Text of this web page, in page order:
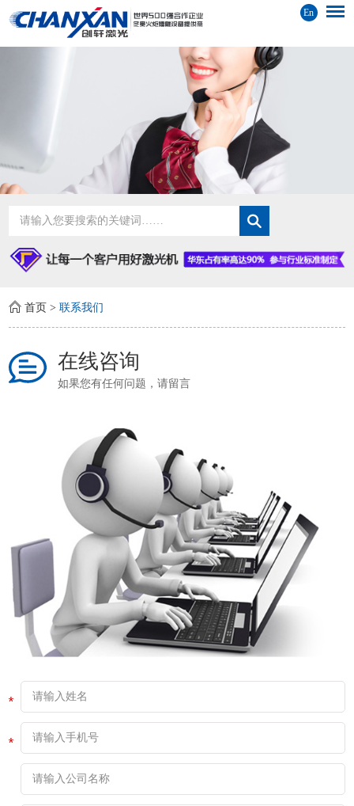
En
首页 >联系我们
在线咨询
如果您有任何问题，请留言